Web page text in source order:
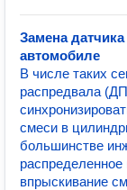
Замена
автомобиле
В числе таких
распредвала
смеси в
большинстве
впрыскивание